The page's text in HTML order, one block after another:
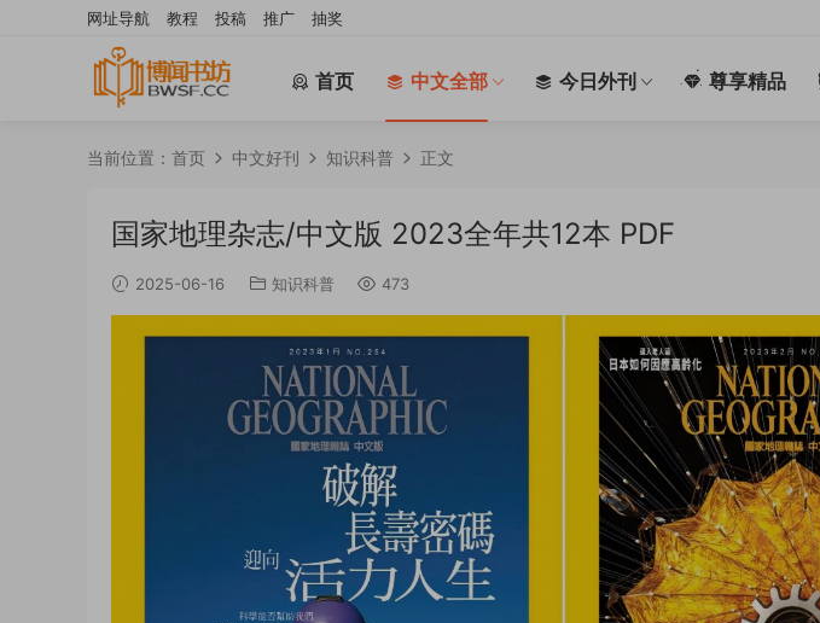
首页 中文全部 今日外刊 尊享精品
网址导航 教程 投稿 推广 抽奖
当前位置： 首页 中文好刊 知识科普 正文
国家地理杂志/中文版 2023全年共12本 PDF
2025-06-16 知识科普 473